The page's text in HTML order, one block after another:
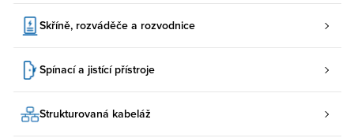
Skříně, rozváděče a rozvodnice
Spínací a jistící přístroje
Strukturovaná kabeláž